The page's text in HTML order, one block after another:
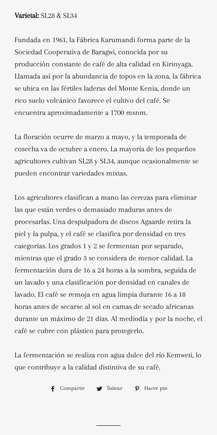
Varietal: SL28 & SL34
Fundada en 1961, la Fábrica Karumandi forma parte de la
Sociedad Cooperativa de Baragwi, conocida por su
producción constante de café de alta calidad en Kirinyaga.
Llamada así por la abundancia de topos en la zona, la fábrica
se ubica en las fértiles laderas del Monte Kenia, donde un
rico suelo volcánico favorece el cultivo del café. Se
encuentra aproximadamente a 1700 msnm.
La floración ocurre de marzo a mayo, y la temporada de
cosecha va de octubre a enero. La mayoría de los pequeños
agricultores cultivan SL28 y SL34, aunque ocasionalmente se
pueden encontrar variedades mixtas.
Los agricultores clasifican a mano las cerezas para eliminar
las que están verdes o demasiado maduras antes de
procesarlas. Una despulpadora de discos Agaarde retira la
piel y la pulpa, y el café se clasifica por densidad en tres
categorías. Los grados 1 y 2 se fermentan por separado,
mientras que el grado 3 se considera de menor calidad. La
fermentación dura de 16 a 24 horas a la sombra, seguida de
un lavado y una clasificación por densidad en canales de
lavado. El café se remoja en agua limpia durante 16 a 18
horas antes de secarse al sol en camas de secado africanas
durante un máximo de 21 días. Al mediodía y por la noche, el
café se cubre con plástico para protegerlo.
La fermentación se realiza con agua dulce del río Kemweti, lo
que contribuye a la calidad distintiva de su café.
Compartir
CompartirTuitear
Tuitear
Hacer pin